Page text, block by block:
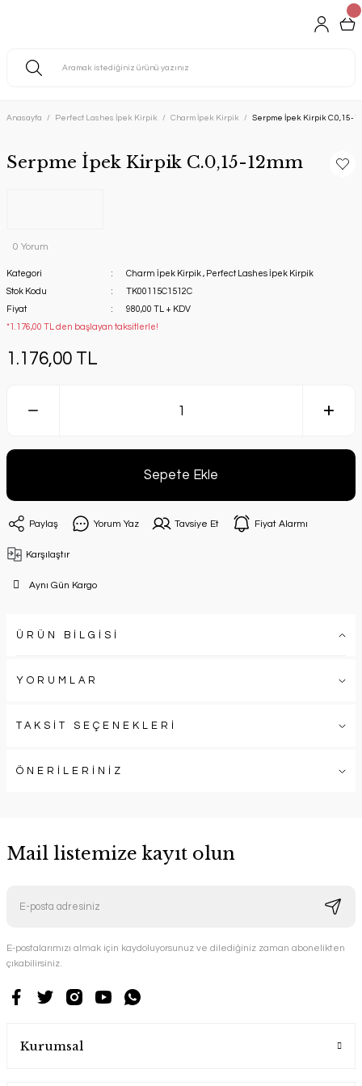
Anasayfa Perfect Lashes İpek Kirpik Charm İpek Kirpik Serpme İpek Kirpik C.0,15-
Serpme İpek Kirpik C.0,15-12mm
0 Yorum
Kategori Charm İpek Kirpik , Perfect Lashes İpek Kirpik
Stok Kodu
TK00115C1512C
Fiyat
980,00 TL + KDV
*1.176,00 TL den başlayan taksitlerle!
1.176,00 TL
Sepete Ekle
Paylaş Yorum Yaz Tavsiye Et Fiyat Alarmı
Karşılaştır
Aynı Gün Kargo
ÜRÜN BİLGİSİ
YORUMLAR
TAKSİT SEÇENEKLERİ
ÖNERİLERİNİZ
Mail listemize kayıt olun
E-postalarımızı almak için kaydoluyorsunuz ve dilediğiniz zaman abonelikten
çıkabilirsiniz.
Kurumsal